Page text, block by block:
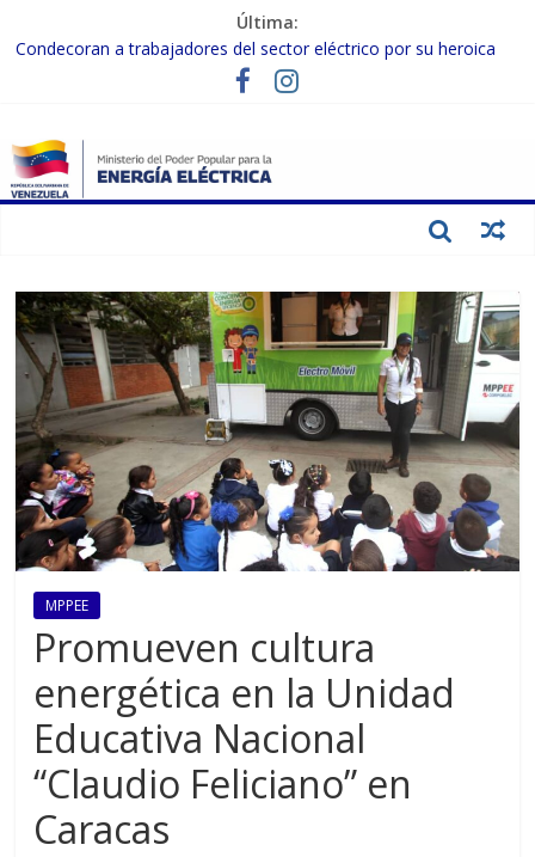
Última:
Condecoran a trabajadores del sector eléctrico por su heroica
labor tras el doble sismo del 24-J
Gobierno Nacional coordina acciones con el sector privado para
Inspeccionan trabajos de rehabilitación en instalaciones del SEN
en Carabobo
Gobierno Nacional activa plan preventivo para fortalecer el SEN
MPPEE
Promueven cultura
energética en la Unidad
Educativa Nacional
“Claudio Feliciano” en
Caracas